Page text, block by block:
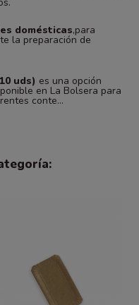
domésticas,para
la preparación de
uds) es una opción
en La Bolsera para
conte...